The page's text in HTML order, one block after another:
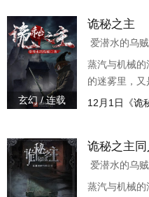
玄幻 / 连载
诡秘之主
爱潜水的乌贼
蒸汽与机械
的迷雾里，
看见这个世
的传说。
12月1日《诡
诡秘之主同
爱潜水的乌贼
蒸汽与机械